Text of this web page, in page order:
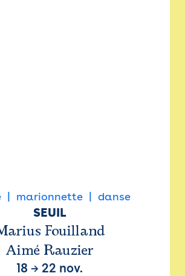
marionnette danse
SEUIL
Fouilland
Aimé Rauzier
18 → 22 nov.